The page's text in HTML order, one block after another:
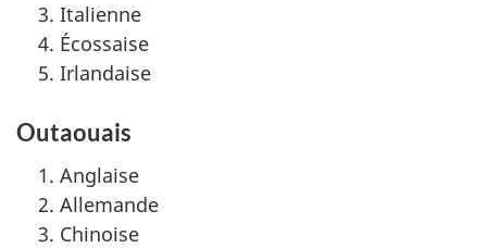
Italienne
Écossaise
Irlandaise
Outaouais
Anglaise
Allemande
Chinoise